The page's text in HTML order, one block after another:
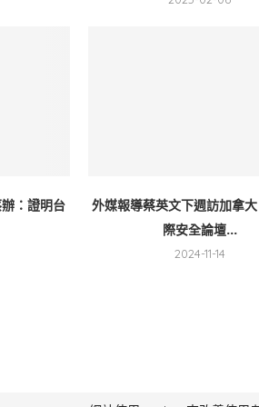
：證明台
外媒報導蔡英文下週訪加拿
際安全論壇...
2024-11-14
毅傳媒控股股份有限公司 版權